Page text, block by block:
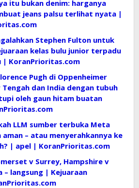
itu bukan denim: harganya
jeans palsu terlihat nyata |
Stephen Fulton untuk
kelas bulu junior terpadu
| KoranPrioritas.com
Pugh di Oppenheimer
dan India dengan tubuh
oleh gaun hitam buatan
LLM sumber terbuka Meta
– atau menyerahkannya ke
| apel | KoranPrioritas.com
v Surrey, Hampshire v
– langsung | Kejuaraan